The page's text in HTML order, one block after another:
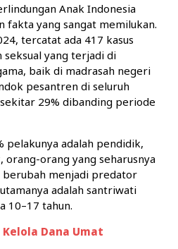
Anak Indonesia
fakta yang sangat memilukan.
tercatat ada 417 kasus
seksual yang terjadi di
baik di madrasah negeri
pesantren di seluruh
29% dibanding periode
pelakunya adalah pendidik,
orang-orang yang seharusnya
menjadi predator
adalah santriwati
10–17 tahun.
Dana Umat